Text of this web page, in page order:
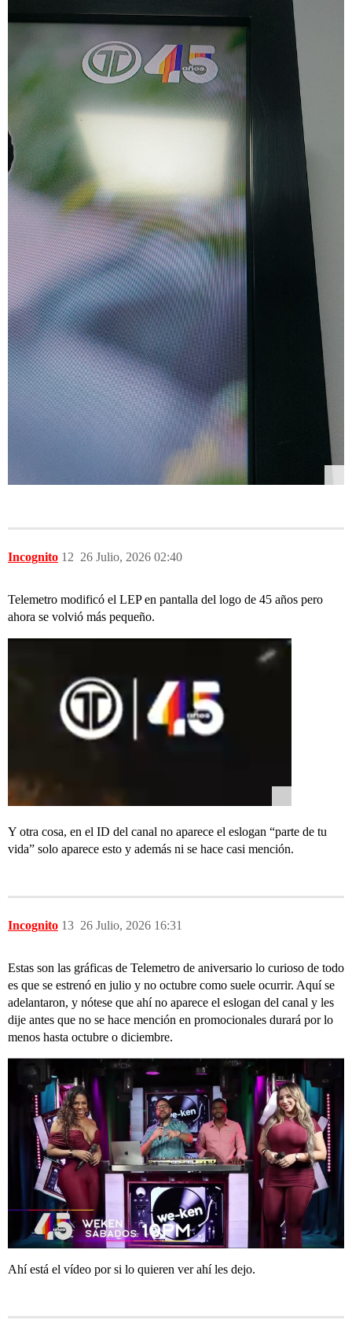
Incognito 26 Julio, 2026 02:40
12
Telemetro modificó el LEP en pantalla del logo de 45 años pero
ahora se volvió más pequeño.
Y otra cosa, en el ID del canal no aparece el eslogan “parte de tu
vida” solo aparece esto y además ni se hace casi mención.
Incognito 26 Julio, 2026 16:31
13
Estas son las gráficas de Telemetro de aniversario lo curioso de todo
es que se estrenó en julio y no octubre como suele ocurrir. Aquí se
adelantaron, y nótese que ahí no aparece el eslogan del canal y les
dije antes que no se hace mención en promocionales durará por lo
menos hasta octubre o diciembre.
Ahí está el vídeo por si lo quieren ver ahí les dejo.